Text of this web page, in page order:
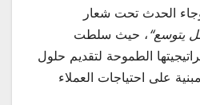
يتوسع“ ، حيث سلطت
الطموحة لتقديم حلول
على احتياجات العملاء